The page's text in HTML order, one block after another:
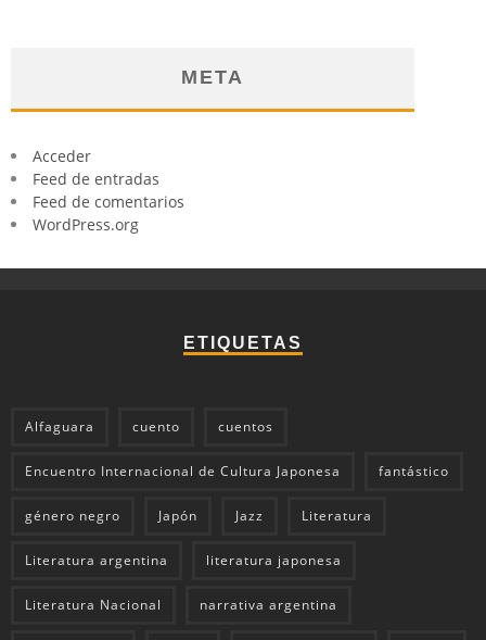
META
Acceder
Feed de entradas
Feed de comentarios
WordPress.org
ETIQUETAS
Alfaguara cuento cuentos
Encuentro Internacional de Cultura Japonesa fantástico
género negro Japón Jazz Literatura
Literatura argentina literatura japonesa
Literatura Nacional narrativa argentina